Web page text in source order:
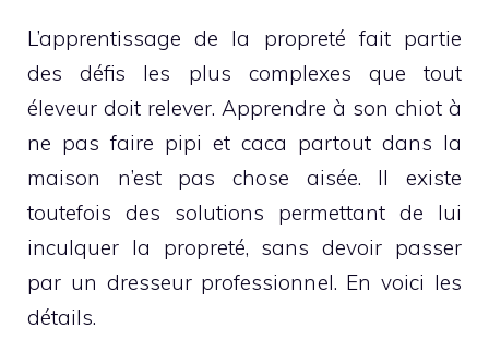
L’apprentissage de la propreté fait partie
des défis les plus complexes que tout
éleveur doit relever. Apprendre à son chiot à
ne pas faire pipi et caca partout dans la
maison n’est pas chose aisée. Il existe
toutefois des solutions permettant de lui
inculquer la propreté, sans devoir passer
par un dresseur professionnel. En voici les
détails.